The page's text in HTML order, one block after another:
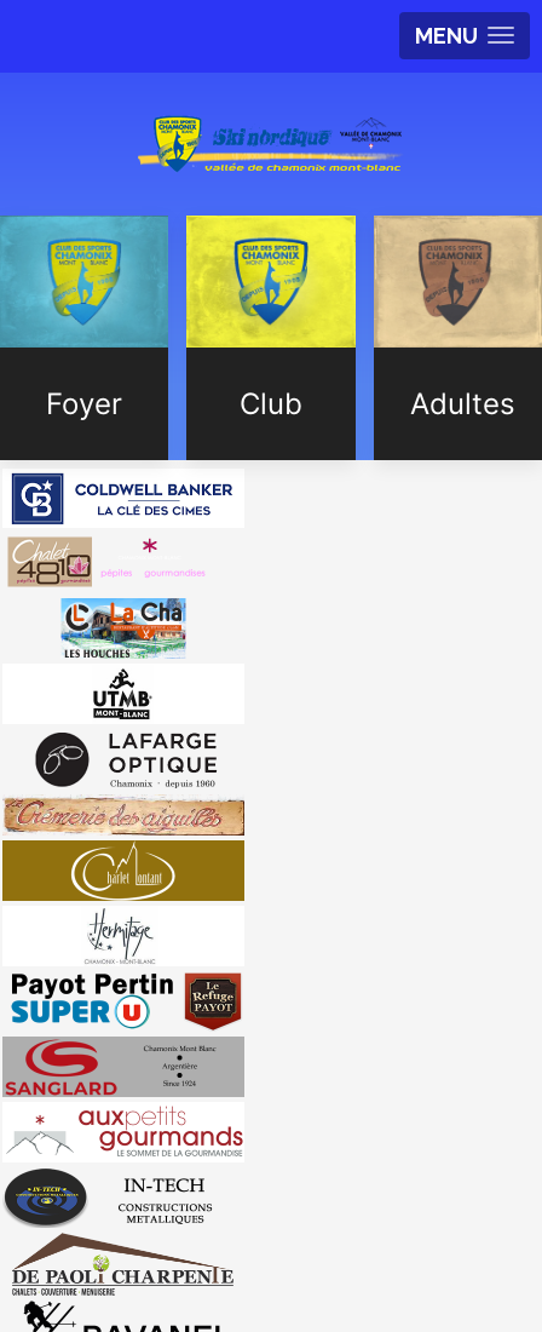
MENU
Foyer Club Adultes